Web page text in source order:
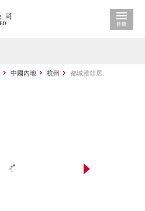
中國內地 杭州 都城雅頌居